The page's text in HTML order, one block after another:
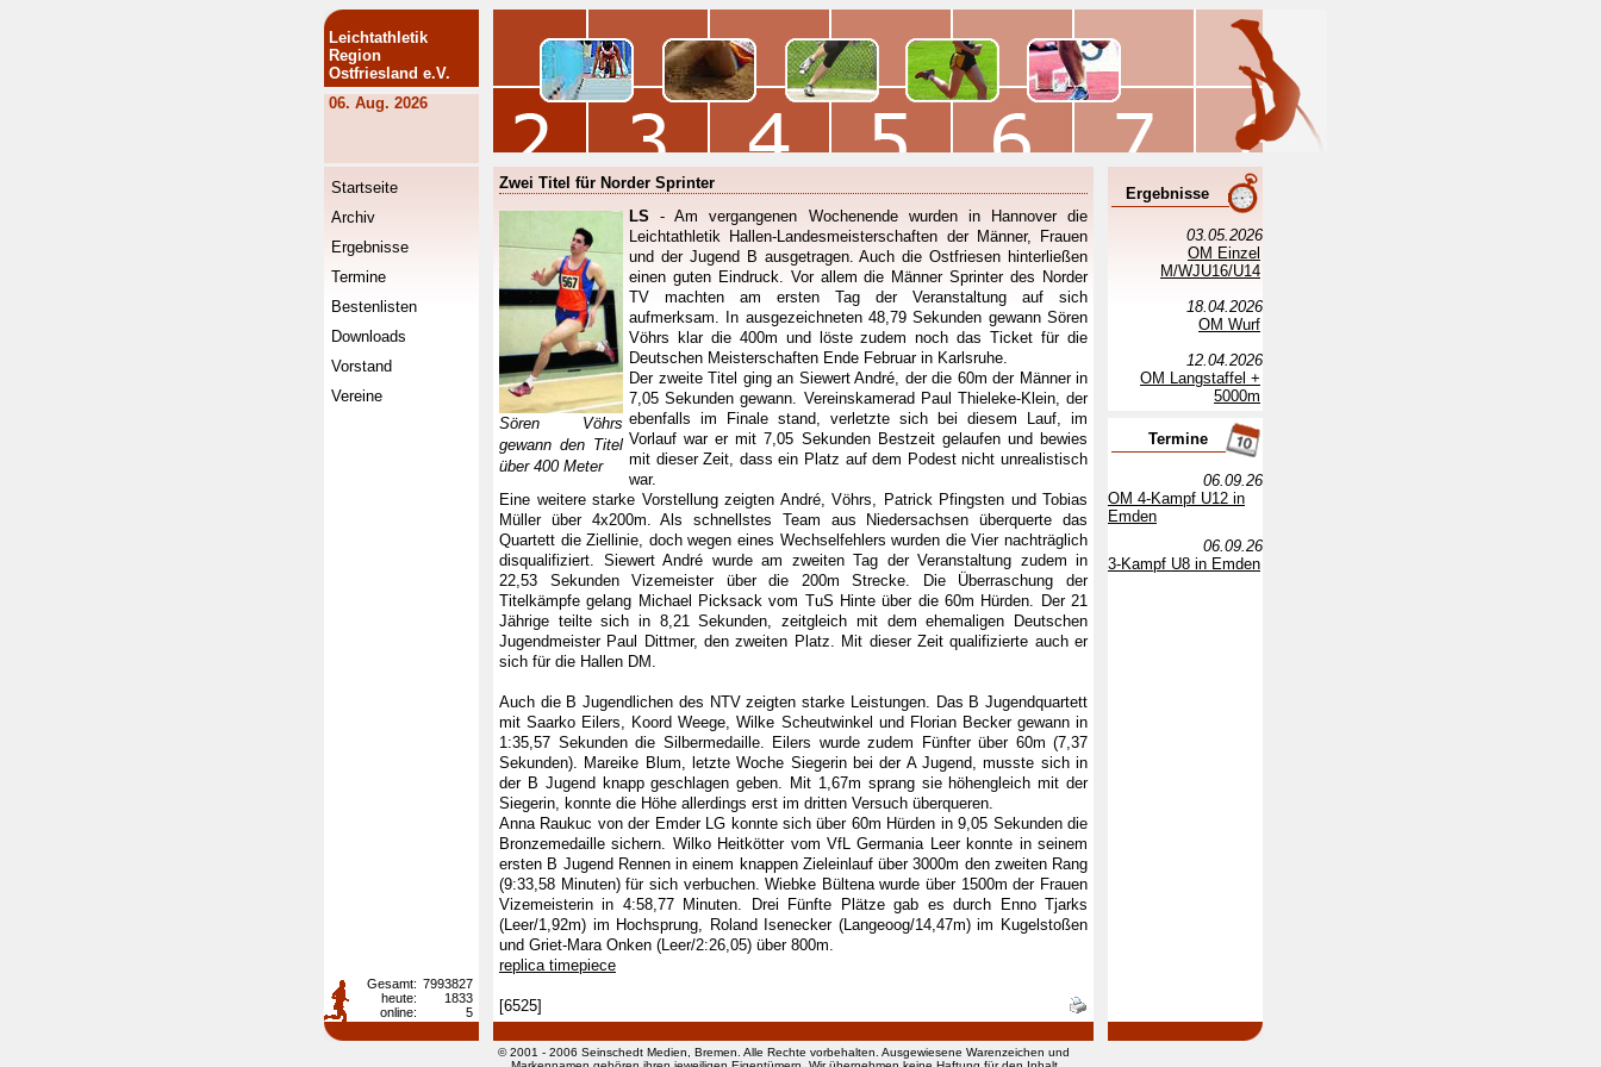
Leichtathletik
Region
Ostfriesland e.V.
06. Aug. 2026
Startseite
Archiv
Ergebnisse
Termine
Bestenlisten
Downloads
Vorstand
Vereine
Zwei Titel für Norder Sprinter
Sören Vöhrs
gewann den Titel
über 400 Meter
LS - Am vergangenen Wochenende wurden in Hannover die
Leichtathletik Hallen-Landesmeisterschaften der Männer, Frauen
und der Jugend B ausgetragen. Auch die Ostfriesen hinterließen
einen guten Eindruck. Vor allem die Männer Sprinter des Norder
TV machten am ersten Tag der Veranstaltung auf sich
aufmerksam. In ausgezeichneten 48,79 Sekunden gewann Sören
Vöhrs klar die 400m und löste zudem noch das Ticket für die
Deutschen Meisterschaften Ende Februar in Karlsruhe.
Der zweite Titel ging an Siewert André, der die 60m der Männer in
7,05 Sekunden gewann. Vereinskamerad Paul Thieleke-Klein, der
ebenfalls im Finale stand, verletzte sich bei diesem Lauf, im
Vorlauf war er mit 7,05 Sekunden Bestzeit gelaufen und bewies
mit dieser Zeit, dass ein Platz auf dem Podest nicht unrealistisch
war.
Eine weitere starke Vorstellung zeigten André, Vöhrs, Patrick Pfingsten und Tobias
Müller über 4x200m. Als schnellstes Team aus Niedersachsen überquerte das
Quartett die Ziellinie, doch wegen eines Wechselfehlers wurden die Vier nachträglich
disqualifiziert. Siewert André wurde am zweiten Tag der Veranstaltung zudem in
22,53 Sekunden Vizemeister über die 200m Strecke. Die Überraschung der
Titelkämpfe gelang Michael Picksack vom TuS Hinte über die 60m Hürden. Der 21
Jährige teilte sich in 8,21 Sekunden, zeitgleich mit dem ehemaligen Deutschen
Jugendmeister Paul Dittmer, den zweiten Platz. Mit dieser Zeit qualifizierte auch er
sich für die Hallen DM.
Auch die B Jugendlichen des NTV zeigten starke Leistungen. Das B Jugendquartett
mit Saarko Eilers, Koord Weege, Wilke Scheutwinkel und Florian Becker gewann in
1:35,57 Sekunden die Silbermedaille. Eilers wurde zudem Fünfter über 60m (7,37
Sekunden). Mareike Blum, letzte Woche Siegerin bei der A Jugend, musste sich in
der B Jugend knapp geschlagen geben. Mit 1,67m sprang sie höhengleich mit der
Siegerin, konnte die Höhe allerdings erst im dritten Versuch überqueren.
Anna Raukuc von der Emder LG konnte sich über 60m Hürden in 9,05 Sekunden die
Bronzemedaille sichern. Wilko Heitkötter vom VfL Germania Leer konnte in seinem
ersten B Jugend Rennen in einem knappen Zieleinlauf über 3000m den zweiten Rang
(9:33,58 Minuten) für sich verbuchen. Wiebke Bültena wurde über 1500m der Frauen
Vizemeisterin in 4:58,77 Minuten. Drei Fünfte Plätze gab es durch Enno Tjarks
(Leer/1,92m) im Hochsprung, Roland Isenecker (Langeoog/14,47m) im Kugelstoßen
und Griet-Mara Onken (Leer/2:26,05) über 800m.
replica timepiece
[6525]
Ergebnisse
03.05.2026
OM Einzel
M/WJU16/U14
18.04.2026
OM Wurf
12.04.2026
OM Langstaffel +
5000m
Termine
06.09.26
OM 4-Kampf U12 in
Emden
06.09.26
3-Kampf U8 in Emden
Gesamt: 7993827
heute:
1833
online:
5
© 2001 - 2006 Seinschedt Medien, Bremen. Alle Rechte vorbehalten. Ausgewiesene Warenzeichen und